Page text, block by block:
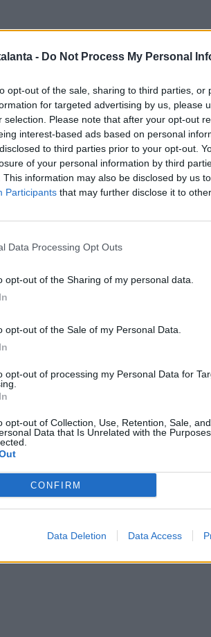
- Do Not Process My Personal
opt-out of the sale, sharing to third parties, or
for targeted advertising by us, please
selection. Please note that after your opt-out
interest-based ads based on personal
to third parties prior to your opt-out.
of your personal information by third
This information may also be disclosed by us
Participants that may further disclose it to
Data Processing Opt Outs
opt-out of the Sharing of my personal data.
opt-out of the Sale of my Personal Data.
opt-out of processing my Personal Data for
opt-out of Collection, Use, Retention, Sale,
Data that Is Unrelated with the
CONFIRM
Data Deletion Data Access
Il secondo motivo,
ma in prestito da gennaio alla
da 500.000 euro che prevede il diritto
di euro, che diventa obbligo in caso di
della Lazio alle competizioni europee .
vincere il trofeo questa sera, quindi,
giocatore biancoceleste. In caso
l'eventuale acquisto al termine della
conclusosi, ha visto scattare un obbligo
e il centrocampista, in prestito
come previsto dall'accordo stipulato
Tweet